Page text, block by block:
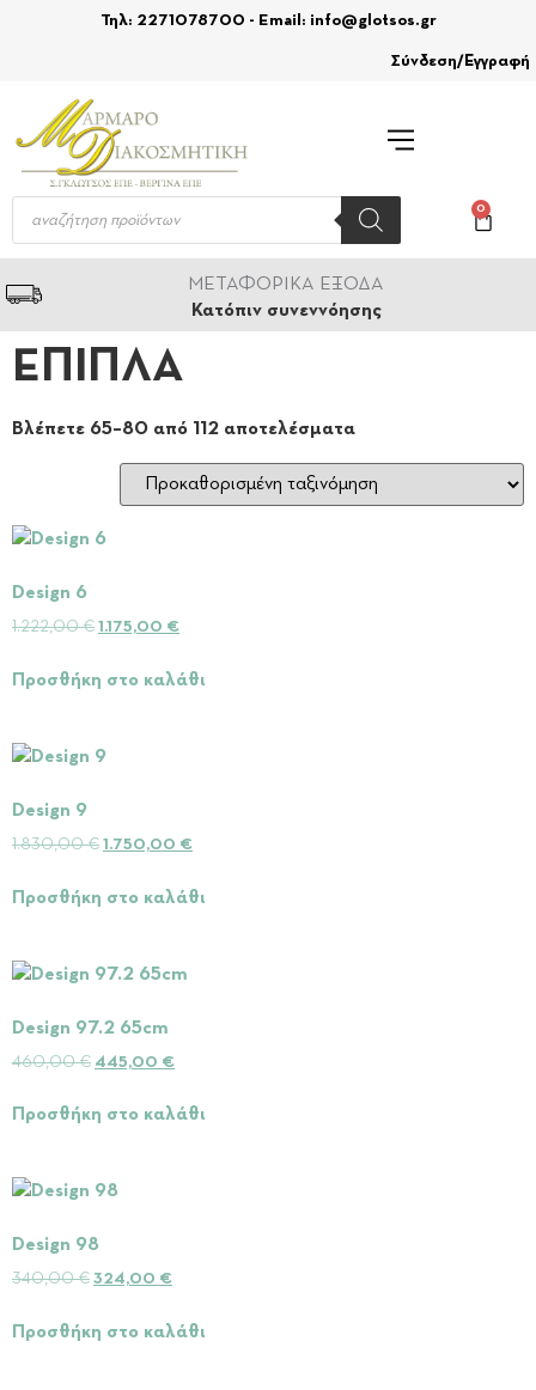
Τηλ: 2271078700 - Email: info@glotsos.gr
Σύνδεση/Εγγραφή
0
ΜΕΤΑΦΟΡΙΚΑ ΕΞΟΔΑ
Κατόπιν συνεννόησης
ΕΠΙΠΛΑ
Βλέπετε 65–80 από 112 αποτελέσματα
Design 6
1.222,00€ 1.175,00 €
Προσθήκη στο καλάθι
Design 9
1.830,00€ 1.750,00 €
Προσθήκη στο καλάθι
Design 97.2 65cm
460,00€ 445,00 €
Προσθήκη στο καλάθι
Design 98
340,00€ 324,00 €
Προσθήκη στο καλάθι